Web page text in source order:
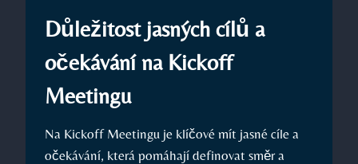
Důležitost jasných cílů a
očekávání na Kickoff
Meetingu
Na Kickoff Meetingu je klíčové mít jasné cíle a
očekávání, která pomáhají definovat směr a